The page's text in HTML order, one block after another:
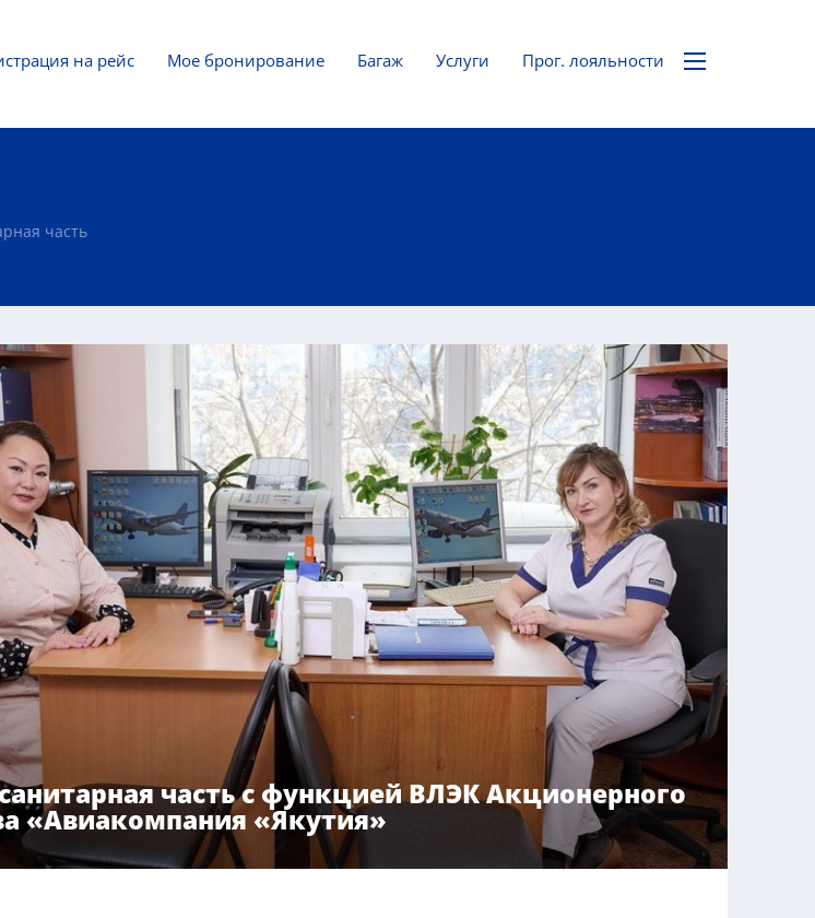
на рейс Мое бронирование Багаж Услуги Прог. лояльности
часть
часть с функцией ВЛЭК Акционерного
«Авиакомпания «Якутия»